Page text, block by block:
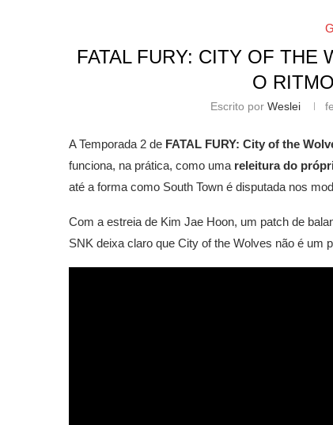
FATAL FURY: CITY OF THE
O
Escrito por Weslei
A Temporada 2 de FATAL FURY: City of the
funciona, na prática, como uma releitura do
até a forma como South Town é disputada nos
Com a estreia de Kim Jae Hoon, um patch de
SNK deixa claro que City of the Wolves não é um